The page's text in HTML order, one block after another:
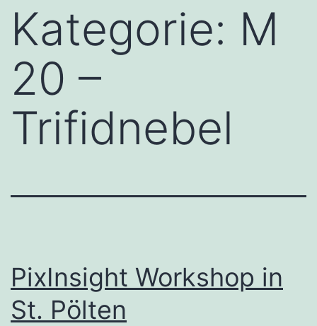
Kategorie: M
20 –
Trifidnebel
PixInsight Workshop in
St. Pölten